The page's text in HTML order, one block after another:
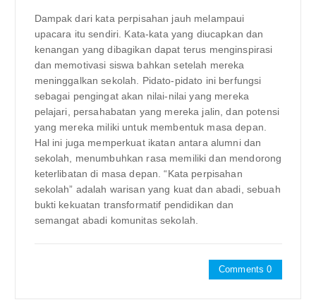
Dampak dari kata perpisahan jauh melampaui
upacara itu sendiri. Kata-kata yang diucapkan dan
kenangan yang dibagikan dapat terus menginspirasi
dan memotivasi siswa bahkan setelah mereka
meninggalkan sekolah. Pidato-pidato ini berfungsi
sebagai pengingat akan nilai-nilai yang mereka
pelajari, persahabatan yang mereka jalin, dan potensi
yang mereka miliki untuk membentuk masa depan.
Hal ini juga memperkuat ikatan antara alumni dan
sekolah, menumbuhkan rasa memiliki dan mendorong
keterlibatan di masa depan. “Kata perpisahan
sekolah” adalah warisan yang kuat dan abadi, sebuah
bukti kekuatan transformatif pendidikan dan
semangat abadi komunitas sekolah.
Comments 0